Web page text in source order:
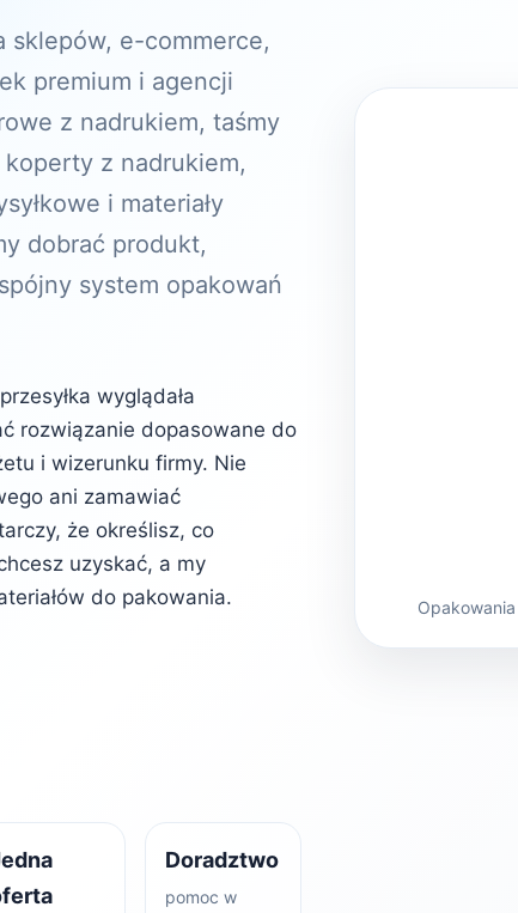
sklepów, e-commerce,
premium i agencji
z nadrukiem, taśmy
z nadrukiem,
i materiały
dobrać produkt,
system opakowań
wyglądała
rozwiązanie dopasowane do
i wizerunku firmy. Nie
ani zamawiać
że określisz, co
uzyskać, a my
do pakowania.
Doradztwo
pomoc w